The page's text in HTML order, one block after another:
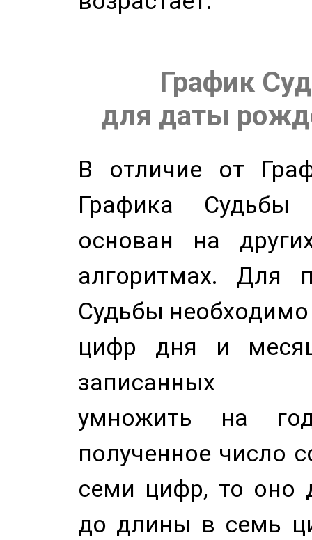
График
для даты
В отличие от
Графика
основан на
алгоритмах. Для
Судьбы
цифр дня и
записанных
умножить на
полученное число
семи цифр, то оно
до длины в семь